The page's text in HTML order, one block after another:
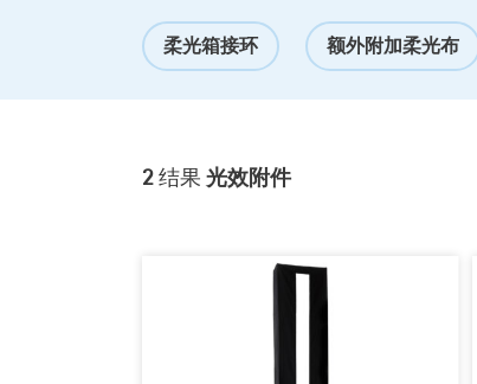
柔光箱接环 额外附加柔光布
2 结果 光效附件